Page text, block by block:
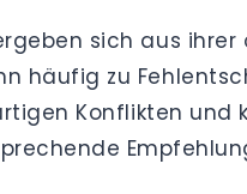
sich aus
häufig zu
Konflikten und